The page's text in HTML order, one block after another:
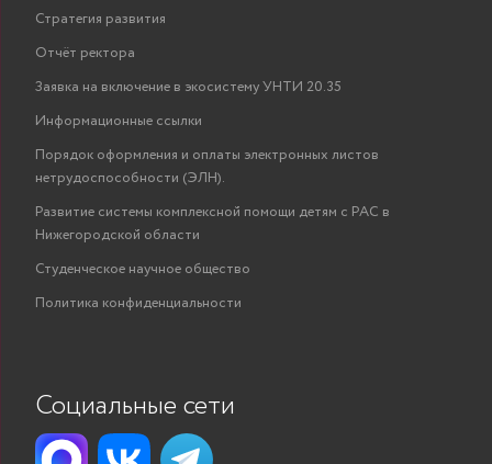
Стратегия развития
Отчёт ректора
Заявка на включение в экосистему УНТИ 20.35
Информационные ссылки
Порядок оформления и оплаты электронных листов
нетрудоспособности (ЭЛН).
Развитие системы комплексной помощи детям с РАС в
Нижегородской области
Студенческое научное общество
Политика конфиденциальности
Социальные сети